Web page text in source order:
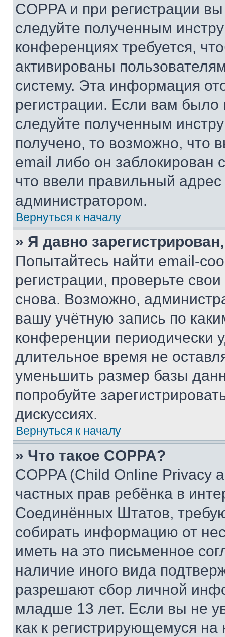
COPPA и при регистрации
следуйте полученным
конференциях требуется,
активированы
систему. Эта информация
регистрации. Если вам
следуйте полученным
получено, то возможно, что
email либо он
что ввели правильный адрес
администратором.
Вернуться к началу
» Я давно
Попытайтесь найти email-
регистрации, проверьте
снова. Возможно,
вашу учётную запись по
конференции периодически
длительное время не
уменьшить размер базы
попробуйте
дискуссиях.
Вернуться к началу
» Что такое COPPA?
COPPA (Child Online Privacy
частных прав ребёнка в
Соединённых Штатов,
собирать информацию от
иметь на это письменное
наличие иного вида
разрешают сбор личной
младше 13 лет. Если вы не
как к регистрирующемуся